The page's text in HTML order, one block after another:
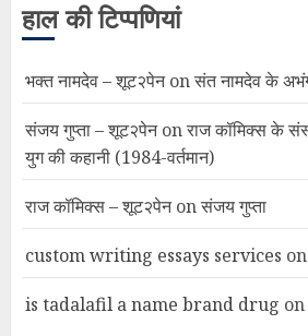
हाल की टिप्पणियां
भक्त नामदेव – शूट२पेनonसंत नामदेव के
संजय गुप्ता – शूट२पेनonराज कॉमिक्स के
युग की कहानी (1984-वर्तमान)
राज कॉमिक्स – शूट२पेनonसंजय गुप्ता
custom writing essays services
is tadalafil a name brand drug on